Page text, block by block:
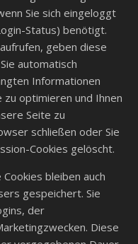
Sie sich eingeloggt
Status) benötigt.
geben diese
automatisch
Informationen
optimieren und Ihnen
Seite zu
schließen oder Sie
Cookies gelöscht.
Cookies bleiben auch
gespeichert. Sie
der
Diese